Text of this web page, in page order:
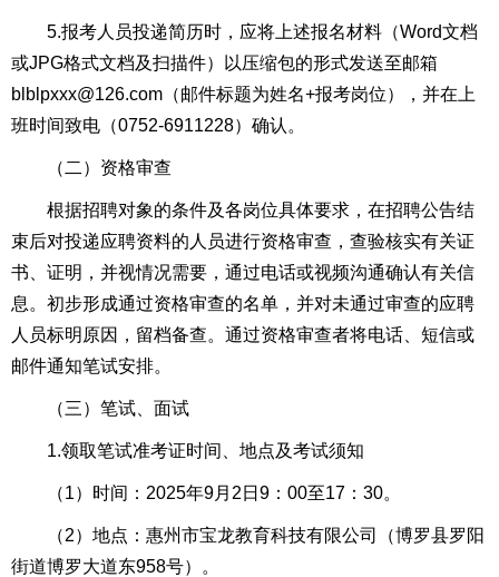
5.报考人员投递简历时，应将上述报名材料（Word文档
或JPG格式文档及扫描件）以压缩包的形式发送至邮箱
blblpxxx@126.com（邮件标题为姓名+报考岗位），并在上
班时间致电（0752-6911228）确认。
（二）资格审查
根据招聘对象的条件及各岗位具体要求，在招聘公告结
束后对投递应聘资料的人员进行资格审查，查验核实有关证
书、证明，并视情况需要，通过电话或视频沟通确认有关信
息。初步形成通过资格审查的名单，并对未通过审查的应聘
人员标明原因，留档备查。通过资格审查者将电话、短信或
邮件通知笔试安排。
（三）笔试、面试
1.领取笔试准考证时间、地点及考试须知
（1）时间：2025年9月2日9：00至17：30。
（2）地点：惠州市宝龙教育科技有限公司（博罗县罗阳
街道博罗大道东958号）。